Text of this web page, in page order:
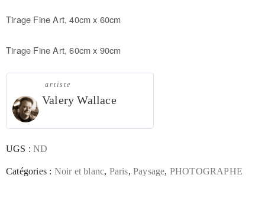
Tirage Fine Art, 40cm x 60cm
Tirage Fine Art, 60cm x 90cm
artiste
Valery Wallace
UGS :ND
Catégories : Noir et blanc, Paris,Paysage, PHOTOGRAPHE